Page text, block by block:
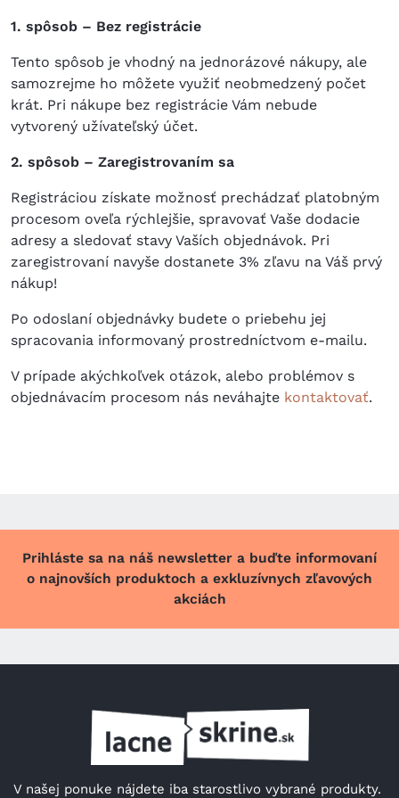
1. spôsob – Bez registrácie
Tento spôsob je vhodný na jednorázové nákupy, ale
samozrejme ho môžete využiť neobmedzený počet
krát. Pri nákupe bez registrácie Vám nebude
vytvorený užívateľský účet.
2. spôsob – Zaregistrovaním sa
Registráciou získate možnosť prechádzať platobným
procesom oveľa rýchlejšie, spravovať Vaše dodacie
adresy a sledovať stavy Vaších objednávok. Pri
zaregistrovaní navyše dostanete 3% zľavu na Váš prvý
nákup!
Po odoslaní objednávky budete o priebehu jej
spracovania informovaný prostredníctvom e-mailu.
V prípade akýchkoľvek otázok, alebo problémov s
objednávacím procesom nás neváhajte kontaktovať.
Prihláste sa na náš newsletter a buďte informovaní
o najnovších produktoch a exkluzívnych zľavových
akciách
V našej ponuke nájdete iba starostlivo vybrané produkty.